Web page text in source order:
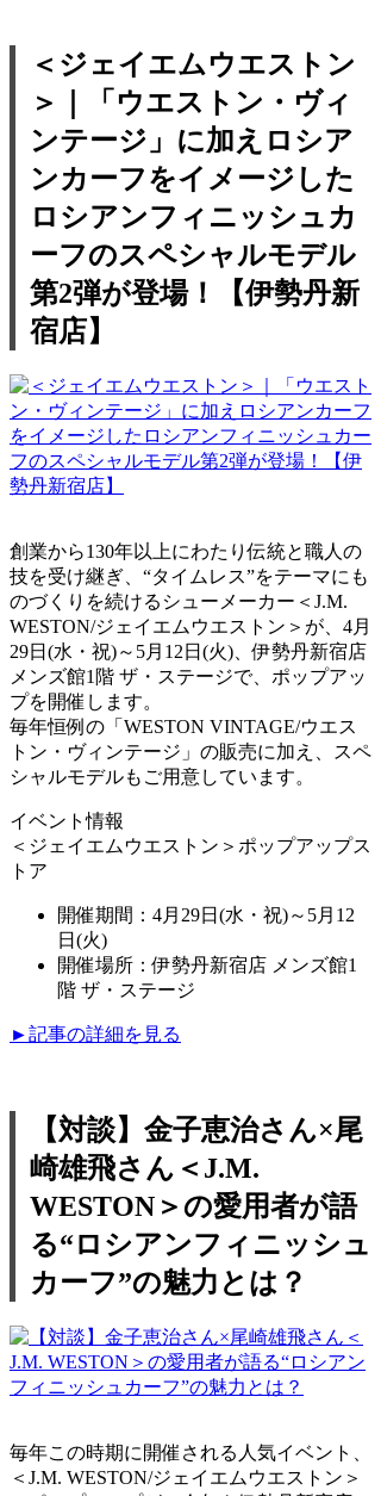
＜ジェイエムウエストン
＞｜「ウエストン・ヴィ
ンテージ」に加えロシア
ンカーフをイメージした
ロシアンフィニッシュカ
ーフのスペシャルモデル
第2弾が登場！【伊勢丹新
宿店】
創業から130年以上にわたり伝統と職人の
技を受け継ぎ、“タイムレス”をテーマにも
のづくりを続けるシューメーカー＜J.M.
WESTON/ジェイエムウエストン＞が、4月
29日(水・祝)～5月12日(火)、伊勢丹新宿店
メンズ館1階 ザ・ステージで、ポップアッ
プを開催します。
毎年恒例の「WESTON VINTAGE/ウエス
トン・ヴィンテージ」の販売に加え、スペ
シャルモデルもご用意しています。
イベント情報
＜ジェイエムウエストン＞ポップアップス
トア
開催期間：4月29日(水・祝)～5月12
日(火)
開催場所：伊勢丹新宿店 メンズ館1
階 ザ・ステージ
►記事の詳細を見る
【対談】金子恵治さん×尾
崎雄飛さん＜J.M.
WESTON＞の愛用者が語
る“ロシアンフィニッシュ
カーフ”の魅力とは？
毎年この時期に開催される人気イベント、
＜J.M. WESTON/ジェイエムウエストン＞